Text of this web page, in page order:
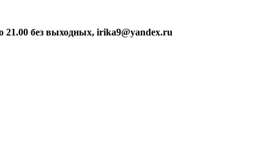
21.00 без выходных, irika9@yandex.ru